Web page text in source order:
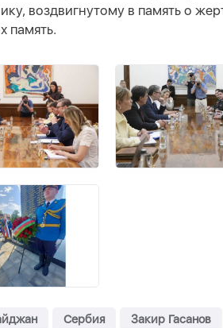
воздвигнутому в память о
память.
Сербия Закир Гасанов